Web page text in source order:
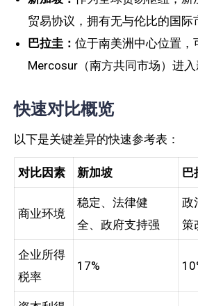
贸易协议，拥有无与伦比的国际
巴拉圭： 位于南美洲中心位置，
Mercosur（南方共同市场）进入
快速对比概览
以下是关键差异的快速参考表：
对比因素 新加坡 巴
商业环境
稳定、法律健
全、政府支持强
政
策
企业所得
税率
17%